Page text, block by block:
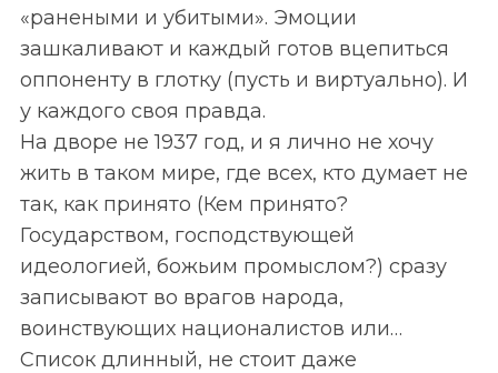
«ранеными и убитыми». Эмоции
зашкаливают и каждый готов вцепиться
оппоненту в глотку (пусть и виртуально). И
у каждого своя правда.
На дворе не 1937 год, и я лично не хочу
жить в таком мире, где всех, кто думает не
так, как принято (Кем принято?
Государством, господствующей
идеологией, божьим промыслом?) сразу
записывают во врагов народа,
воинствующих националистов или…
Список длинный, не стоит даже